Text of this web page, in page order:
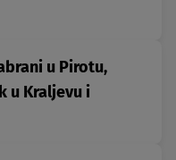
u Pirotu,
u Kraljevu i